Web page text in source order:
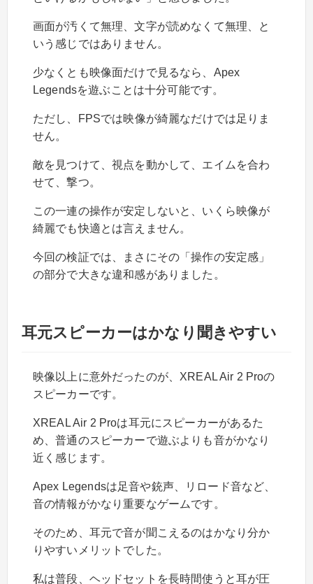
画面が汚くて無理、文字が読めなくて無理、と
いう感じではありません。
少なくとも映像面だけで見るなら、Apex
Legendsを遊ぶことは十分可能です。
ただし、FPSでは映像が綺麗なだけでは足りま
せん。
敵を見つけて、視点を動かして、エイムを合わ
せて、撃つ。
この一連の操作が安定しないと、いくら映像が
綺麗でも快適とは言えません。
今回の検証では、まさにその「操作の安定感」
の部分で大きな違和感がありました。
耳元スピーカーはかなり聞きやすい
映像以上に意外だったのが、XREAL Air 2 Proの
スピーカーです。
XREAL Air 2 Proは耳元にスピーカーがあるた
め、普通のスピーカーで遊ぶよりも音がかなり
近く感じます。
Apex Legendsは足音や銃声、リロード音など、
音の情報がかなり重要なゲームです。
そのため、耳元で音が聞こえるのはかなり分か
りやすいメリットでした。
私は普段、ヘッドセットを長時間使うと耳が圧